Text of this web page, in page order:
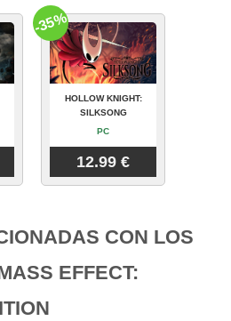
HOLLOW KNIGHT:
SILKSONG
PC
12.99 €
-35%
CON LOS
EFFECT: